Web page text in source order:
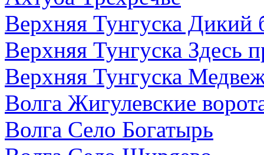
Верхняя Тунгуска Дикий
Верхняя Тунгуска Здесь
Верхняя Тунгуска
Волга Жигулевские
Волга Село Богатырь